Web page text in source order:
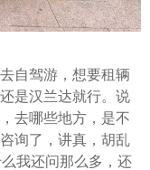
自驾游，想要租辆
是汉兰达就行。说
去哪些地方，是不
询了，讲真，胡乱
我还问那么多，还